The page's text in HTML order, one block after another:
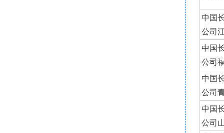
中国
公司
中国
公司
中国
公司
中国
公司